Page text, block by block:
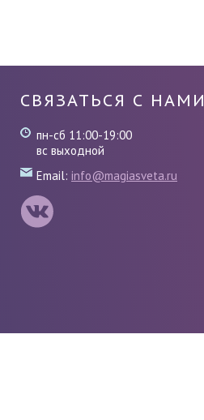
СВЯЗАТЬСЯ С НАМИ
пн-сб 11:00-19:00
вс выходной
Email: info@magiasveta.ru